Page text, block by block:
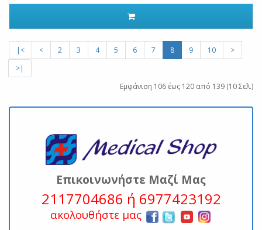
|< < 2 3 4 5 6 7 8 9 10
>
>|
Εμφάνιση 106 έως 120 από 139 (10 Σελ.)
Επικοινωνήστε Μαζί Μας
2117704686 ή 6977423192
ακολουθήστε μας